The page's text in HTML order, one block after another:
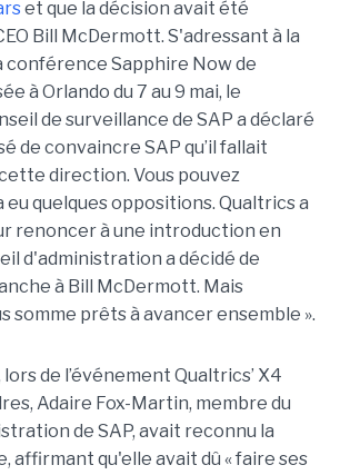
et que la décision avait été
Bill McDermott. S'adressant à la
conférence Sapphire Now de
à Orlando du 7 au 9 mai, le
de surveillance de SAP a déclaré
de convaincre SAP qu’il fallait
direction. Vous pouvez
eu quelques oppositions. Qualtrics a
renoncer à une introduction en
d'administration a décidé de
à Bill McDermott. Mais
somme prêts à avancer ensemble ».
de l’événement Qualtrics’ X4
Adaire Fox-Martin, membre du
de SAP, avait reconnu la
affirmant qu'elle avait dû « faire ses